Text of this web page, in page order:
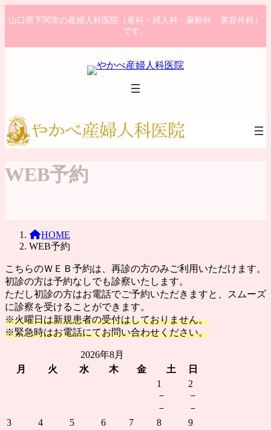
ン
ン
プ
ビ
ー
動
山口県下関市の産婦人科医院（産科・婦人科・麻酔科・美容外科）
です。
WEB予約
HOME
WEB予約
こちらのＷＥＢ予約は、再診の方のみご利用いただけます。
初診の方は予約なしでも診察いたします。
ただし初診の方はお電話でご予約いただきますと、スムーズ
に診察を受けることができます。
※火曜日は新規患者の受付はしておりません。
※緊急時はお電話にてお問い合わせください。
2026年8月
月
火 水 木 金 土
日
1
－
－
2
－
－
3
4
5
6
7
8
9